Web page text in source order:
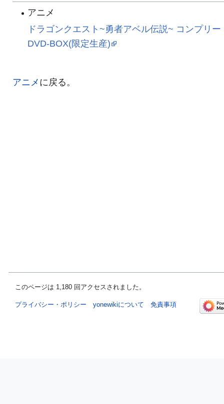
アニメ
ドラゴンクエスト~勇者アベル伝説~ コンプリー
DVD-BOX(限定生産)
アニメに戻る。
このページは 1,180 回アクセスされました。
プライバシー・ポリシー yonewikiについて 免責事項